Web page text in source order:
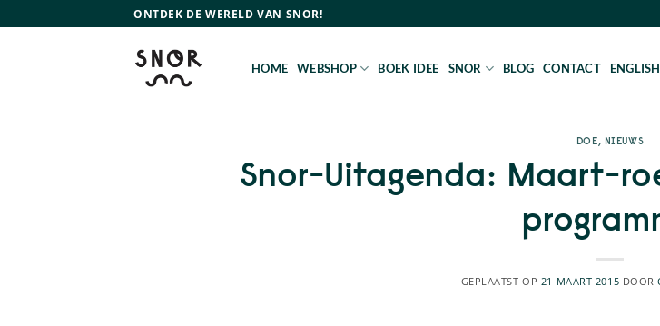
naar
ONTDEK DE WERELD VAN SNOR!
HOME WEBSHOP BOEK IDEE SNOR BLOG CONTACT ENGLISH
DOE, NIEUWS
Snor-Uitagenda: Maart-
GEPLAATST OP 21 MAART 2015 DOOR